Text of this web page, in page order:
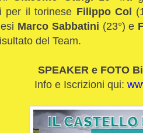
per il torinese Filippo Col
Marco Sabbatini (23°) e
del Team.
SPEAKER e FOTO
Info e Iscrizioni qui: